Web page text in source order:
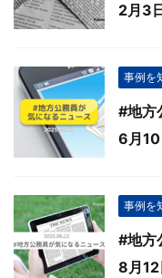
2月3
事例を
#地方
6月10
事例を
#地方
8月12